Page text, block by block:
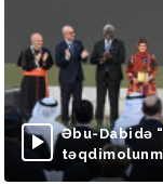
Əbu-Dabidə